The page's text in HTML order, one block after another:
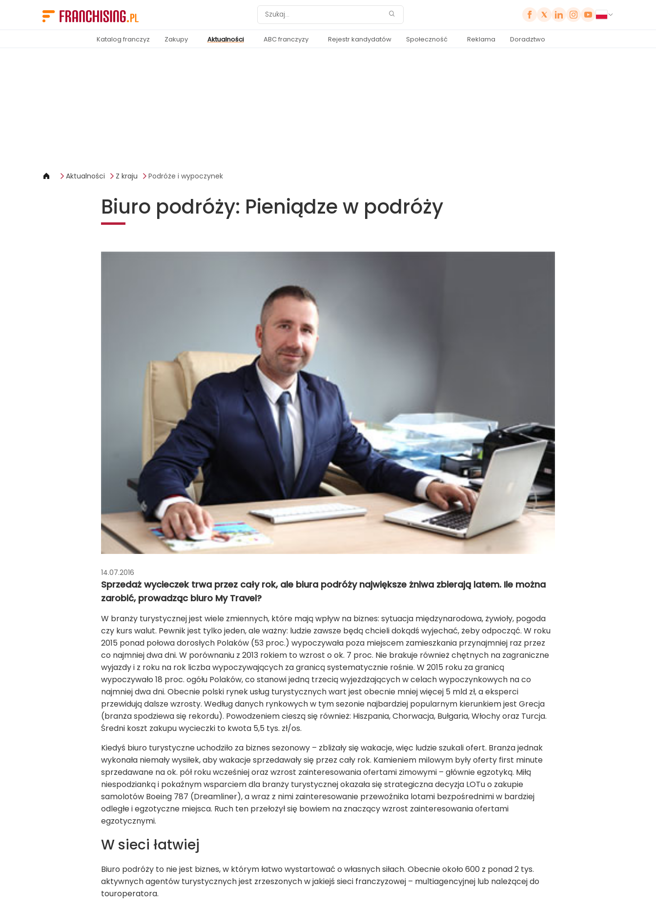
Katalog franczyz Zakupy Aktualności ABC franczyzy Rejestr kandydatów Społeczność Reklama Doradztwo
Aktualności Z kraju Podróże i wypoczynek
Biuro podróży: Pieniądze w podróży
14.07.2016
Sprzedaż wycieczek trwa przez cały rok, ale biura podróży największe żniwa zbierają latem. Ile można
zarobić, prowadząc biuro My Travel?
W branży tury­stycz­nej jest wiele zmien­nych, które mają wpływ na biznes: sytu­acja mię­dzy­na­ro­dowa, żywioły, pogoda
czy kurs walut. Pew­nik jest tylko jeden, ale ważny: ludzie zawsze będą chcieli dokądś wyje­chać, żeby odpo­cząć. W roku
2015 ponad połowa dorosłych Polaków (53 proc.) wypoczywała poza miejscem zamieszkania przynajmniej raz przez
co najmniej dwa dni. W porównaniu z 2013 rokiem to wzrost o ok. 7 proc. Nie brakuje również chętnych na zagraniczne
wyjazdy i z roku na rok liczba wypoczywających za granicą systematycznie rośnie. W 2015 roku za granicą
wypoczywało 18 proc. ogółu Polaków, co stanowi jedną trzecią wyjeżdżających w celach wypoczynkowych na co
najmniej dwa dni. Obecnie pol­ski rynek usług tury­stycz­nych wart jest obec­nie mniej wię­cej 5 mld zł, a eksperci
przewidują dalsze wzrosty. Według danych rynkowych w tym sezonie najbardziej popularnym kierunkiem jest Grecja
(branża spodziewa się rekordu). Powodzeniem cieszą się również: Hiszpania, Chorwacja, Bułgaria, Włochy oraz Turcja.
Średni koszt zakupu wycieczki to kwota 5,5 tys. zł/os.
Kiedyś biuro turystyczne uchodziło za biznes sezonowy – zbliżały się wakacje, więc ludzie szukali ofert. Branża jednak
wykonała niemały wysiłek, aby wakacje sprzedawały się przez cały rok. Kamieniem milowym były oferty first minute
sprzedawane na ok. pół roku wcześniej oraz wzrost zainteresowania ofertami zimowymi – głównie egzotyką. Miłą
niespodzianką i pokaźnym wsparciem dla branży turystycznej okazała się strategiczna decyzja LOTu o zakupie
samolotów Boeing 787 (Dreamliner), a wraz z nimi zainteresowanie przewoźnika lotami bezpośrednimi w bardziej
odległe i egzotyczne miejsca. Ruch ten przełożył się bowiem na znaczący wzrost zainteresowania ofertami
egzotycznymi.
W sieci łatwiej
Biuro podróży to nie jest biznes, w którym łatwo wystar­to­wać o wła­snych siłach. Obec­nie około 600 z ponad 2 tys.
aktyw­nych agen­tów tury­stycz­nych jest zrze­szo­nych w jakiejś sieci fran­czy­zowej – mul­tia­gen­cyj­nej lub nale­żą­cej do
touro­pe­ra­tora.